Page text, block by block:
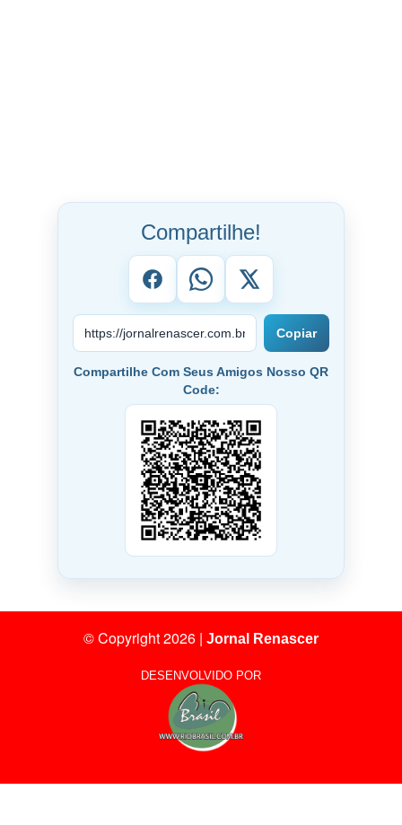
Compartilhe!
Copiar
Compartilhe Com Seus Amigos Nosso QR
Code:
© Copyright 2026 | Jornal Renascer
DESENVOLVIDO POR